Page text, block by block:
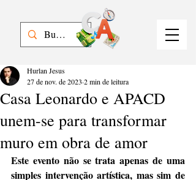
Casa Leonardo e APACD
unem-se para transformar
muro em obra de amor
Hurlan Jesus
27 de nov. de 2023 2 min de leitura
Este evento não se trata apenas de uma
simples intervenção artística, mas sim de